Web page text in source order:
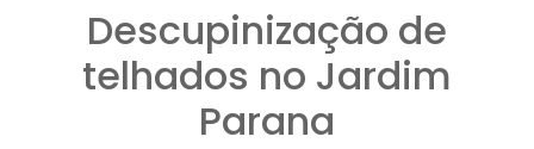
Descupinização de
telhados no Jardim
Parana